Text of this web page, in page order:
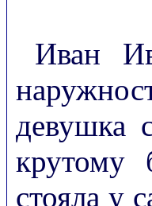
Иван
девушка
крутому
стояла у